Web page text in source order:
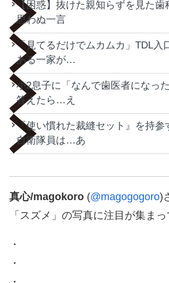
【困惑】抜けた親知らずを見た
思わぬ一言
「見てるだけでムカムカ」TDL入
ある一家が…
小2息子に「なんで歯医者になっ
答えたら…え
『使い慣れた裁縫セット』を持参
自衛隊員は…あ
真心/magokoro (@magogogoro)
「スズメ」の写真に注目が集ま
・
・